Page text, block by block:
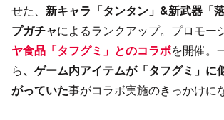
せた、 新キャラ「タンタン」&新武器「
プガチャによるランクアップ。プロモー
ヤ食品「タフグミ」とのコラボを開催。
ら、ゲーム内アイテムが「タフグミ」に
がっていた事がコラボ実施のきっかけに